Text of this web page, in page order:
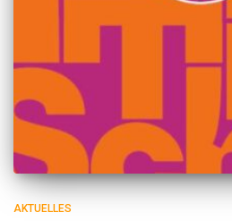
AKTUELLES